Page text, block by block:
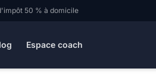
50 % à domicile
Espace coach